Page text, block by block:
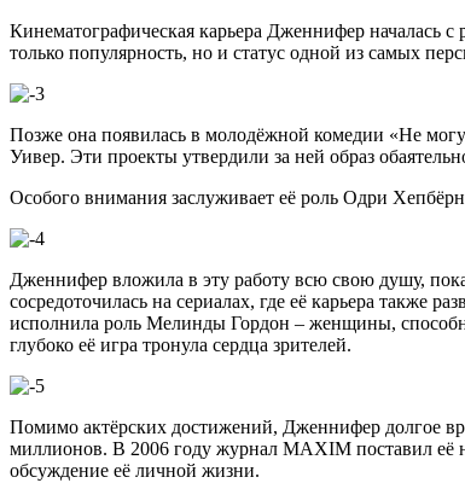
Кинематографическая карьера Дженнифер началась
только популярность, но и статус одной из самых
Позже она появилась в молодёжной комедии «Не
Уивер. Эти проекты утвердили за ней образ
Особого внимания заслуживает её роль Одри
Дженнифер вложила в эту работу всю свою душу,
сосредоточилась на сериалах, где её карьера также
исполнила роль Мелинды Гордон – женщины,
глубоко её игра тронула сердца зрителей.
Помимо актёрских достижений, Дженнифер долгое
миллионов. В 2006 году журнал MAXIM поставил её
обсуждение её личной жизни.